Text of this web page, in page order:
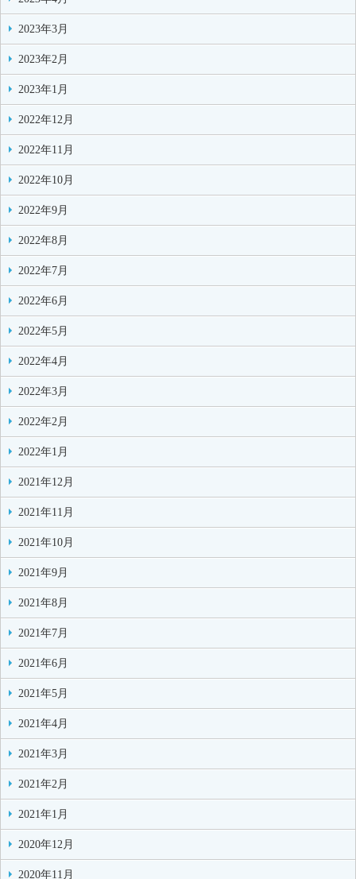
2023年3月
2023年2月
2023年1月
2022年12月
2022年11月
2022年10月
2022年9月
2022年8月
2022年7月
2022年6月
2022年5月
2022年4月
2022年3月
2022年2月
2022年1月
2021年12月
2021年11月
2021年10月
2021年9月
2021年8月
2021年7月
2021年6月
2021年5月
2021年4月
2021年3月
2021年2月
2021年1月
2020年12月
2020年11月